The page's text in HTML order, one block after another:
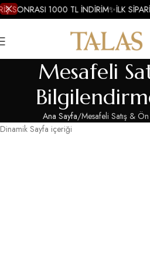
Mesafeli
Ana Sayfa Mesafeli Satış &
Dinamik Sayfa içeriği
SONRASI 1000 TL İNDİRİM✨İLK